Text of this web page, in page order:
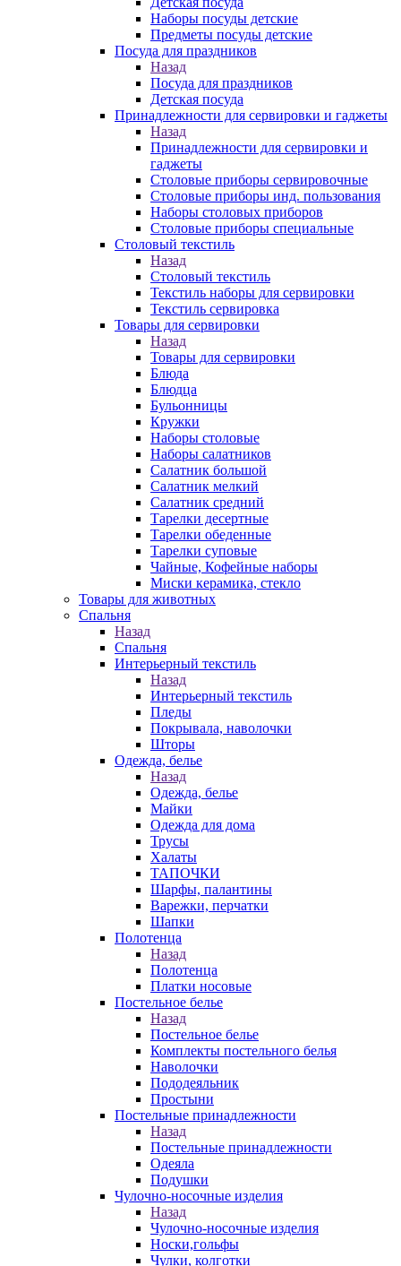
Наборы посуды детские
Предметы посуды детские
Посуда для праздников
Назад
Посуда для праздников
Детская посуда
Принадлежности для сервировки и гаджеты
Назад
Принадлежности для сервировки и
гаджеты
Столовые приборы сервировочные
Столовые приборы инд. пользования
Наборы столовых приборов
Столовые приборы специальные
Столовый текстиль
Назад
Столовый текстиль
Текстиль наборы для сервировки
Текстиль сервировка
Товары для сервировки
Назад
Товары для сервировки
Блюда
Блюдца
Бульонницы
Кружки
Наборы столовые
Наборы салатников
Салатник большой
Салатник мелкий
Салатник средний
Тарелки десертные
Тарелки обеденные
Тарелки суповые
Чайные, Кофейные наборы
Миски керамика, стекло
Товары для животных
Спальня
Назад
Спальня
Интерьерный текстиль
Назад
Интерьерный текстиль
Пледы
Покрывала, наволочки
Шторы
Одежда, белье
Назад
Одежда, белье
Майки
Одежда для дома
Трусы
Халаты
ТАПОЧКИ
Шарфы, палантины
Варежки, перчатки
Шапки
Полотенца
Назад
Полотенца
Платки носовые
Постельное белье
Назад
Постельное белье
Комплекты постельного белья
Наволочки
Пододеяльник
Простыни
Постельные принадлежности
Назад
Постельные принадлежности
Одеяла
Подушки
Чулочно-носочные изделия
Назад
Чулочно-носочные изделия
Носки,гольфы
Чулки, колготки